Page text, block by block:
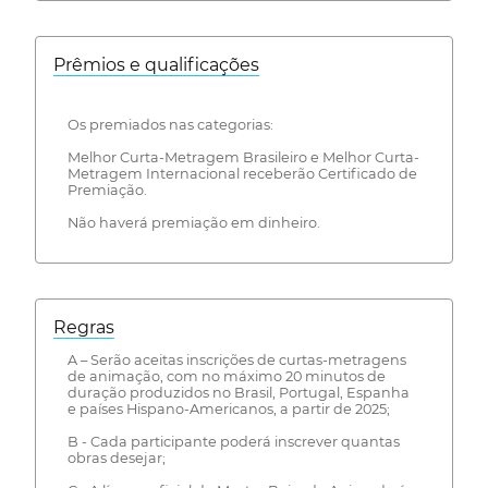
Prêmios e qualificações
Os premiados nas categorias:
Melhor Curta-Metragem Brasileiro e Melhor Curta-
Metragem Internacional receberão Certificado de
Premiação.
Não haverá premiação em dinheiro.
Regras
A – Serão aceitas inscrições de curtas-metragens
de animação, com no máximo 20 minutos de
duração produzidos no Brasil, Portugal, Espanha
e países Hispano-Americanos, a partir de 2025;
B - Cada participante poderá inscrever quantas
obras desejar;